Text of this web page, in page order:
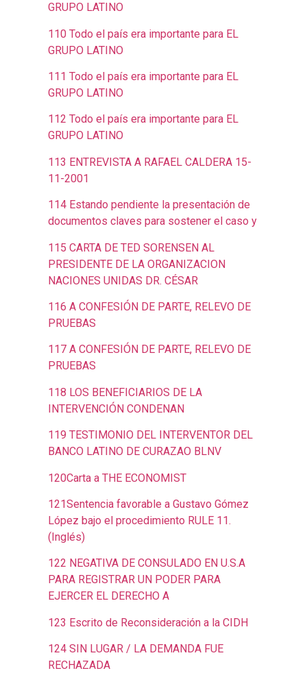
GRUPO LATINO
110 Todo el país era importante para EL
GRUPO LATINO
111 Todo el país era importante para EL
GRUPO LATINO
112 Todo el país era importante para EL
GRUPO LATINO
113 ENTREVISTA A RAFAEL CALDERA 15-
11-2001
114 Estando pendiente la presentación de
documentos claves para sostener el caso y
115 CARTA DE TED SORENSEN AL
PRESIDENTE DE LA ORGANIZACION
NACIONES UNIDAS DR. CÉSAR
116 A CONFESIÓN DE PARTE, RELEVO DE
PRUEBAS
117 A CONFESIÓN DE PARTE, RELEVO DE
PRUEBAS
118 LOS BENEFICIARIOS DE LA
INTERVENCIÓN CONDENAN
119 TESTIMONIO DEL INTERVENTOR DEL
BANCO LATINO DE CURAZAO BLNV
120Carta a THE ECONOMIST
121Sentencia favorable a Gustavo Gómez
López bajo el procedimiento RULE 11.
(Inglés)
122 NEGATIVA DE CONSULADO EN U.S.A
PARA REGISTRAR UN PODER PARA
EJERCER EL DERECHO A
123 Escrito de Reconsideración a la CIDH
124 SIN LUGAR / LA DEMANDA FUE
RECHAZADA